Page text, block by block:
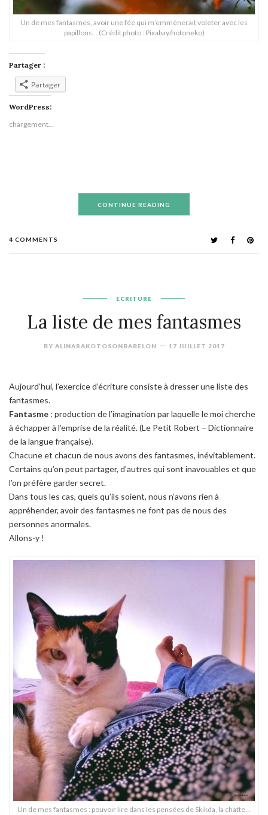
Un de mes fantasmes, avoir une fée qui m’emmènerait voleter avec les
papillons… (Crédit photo : Pixabay/notoneko)
Partager :
Partager
WordPress:
chargement…
CONTINUE READING
4 COMMENTS
ECRITURE
La liste de mes fantasmes
BY ALINARAKOTOSONBABELON 17 JUILLET 2017
Aujourd’hui, l’exercice d’écriture consiste à dresser une liste des
fantasmes.
Fantasme : production de l’imagination par laquelle le moi cherche
à échapper à l’emprise de la réalité.(Le Petit Robert – Dictionnaire
de la langue française).
Chacune et chacun de nous avons des fantasmes, inévitablement.
Certains qu’on peut partager, d’autres qui sont inavouables et que
l’on préfère garder secret.
Dans tous les cas, quels qu’ils soient, nous n’avons rien à
appréhender, avoir des fantasmes ne font pas de nous des
personnes anormales.
Allons-y !
Un de mes fantasmes : pouvoir lire dans les pensées de Skikda, la chatte…